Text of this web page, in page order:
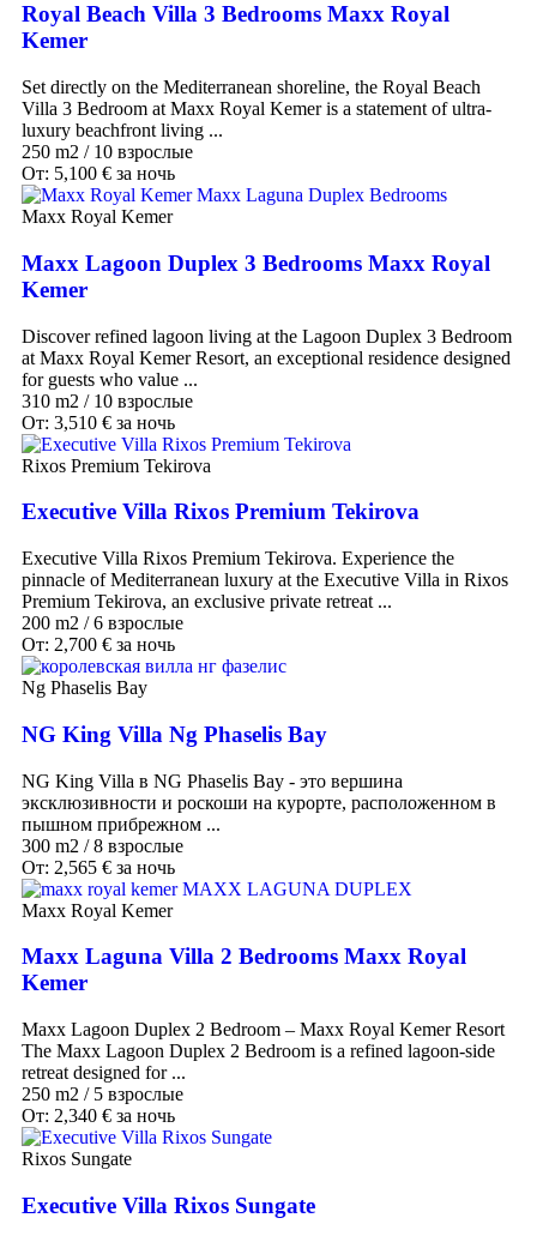
Royal Beach Villa 3 Bedrooms Maxx Royal
Kemer
Set directly on the Mediterranean shoreline, the Royal Beach
Villa 3 Bedroom at Maxx Royal Kemer is a statement of ultra-
luxury beachfront living ...
250 m2 / 10 взрослые
От: 5,100 € за ночь
Maxx Royal Kemer
Maxx Lagoon Duplex 3 Bedrooms Maxx Royal
Kemer
Discover refined lagoon living at the Lagoon Duplex 3 Bedroom
at Maxx Royal Kemer Resort, an exceptional residence designed
for guests who value ...
310 m2 / 10 взрослые
От: 3,510 € за ночь
Rixos Premium Tekirova
Executive Villa Rixos Premium Tekirova
Executive Villa Rixos Premium Tekirova. Experience the
pinnacle of Mediterranean luxury at the Executive Villa in Rixos
Premium Tekirova, an exclusive private retreat ...
200 m2 /6 взрослые
От: 2,700 € за ночь
Ng Phaselis Bay
NG King Villa Ng Phaselis Bay
NG King Villa в NG Phaselis Bay - это вершина
эксклюзивности и роскоши на курорте, расположенном в
пышном прибрежном ...
300 m2 /8 взрослые
От: 2,565 € за ночь
Maxx Royal Kemer
Maxx Laguna Villa 2 Bedrooms Maxx Royal
Kemer
Maxx Lagoon Duplex 2 Bedroom – Maxx Royal Kemer Resort
The Maxx Lagoon Duplex 2 Bedroom is a refined lagoon-side
retreat designed for ...
250 m2 / 5 взрослые
От: 2,340 € за ночь
Rixos Sungate
Executive Villa Rixos Sungate